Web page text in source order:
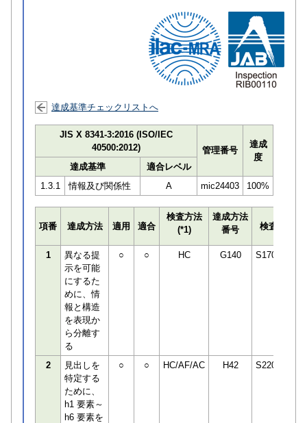
達成基準チェックリストへ
JIS X 8341-3:2016 (ISO/IEC
40500:2012)
管理番号
達成
度
達成基準
適合レベル
1.3.1
情報及び関係性 A mic24403 100%
項番 達成方法 適用 適合
検査方法
(*1)
達成方法
番号
検査員
1
異なる提
示を可能
にするた
めに、情
報と構造
を表現か
ら分離す
る
○ ○ HC G140 S170294
2
見出しを
特定する
ために、
h1 要素～
h6 要素を
○ ○ HC/AF/AC H42 S220745